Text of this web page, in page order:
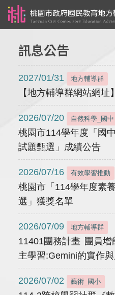
訊息公告
2027/01/31 地方輔導群
【地方輔導群網站網址】
2026/07/20 自然科學_國中
桃園市114學年度「國
試題甄選」成績公告
2026/07/16 有效學習推動
桃園市「114學年度素
選」獲獎名單
2026/07/09 地方輔導群
11401團務計畫 團員增
主學習:Gemini的實作與
2026/07/02 藝術_國小